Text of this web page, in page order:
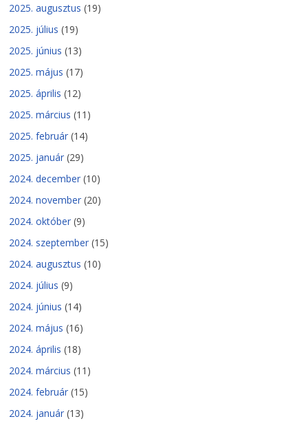
2025. augusztus (19)
2025. július (19)
2025. június (13)
2025. május (17)
2025. április (12)
2025. március (11)
2025. február (14)
2025. január (29)
2024. december (10)
2024. november (20)
2024. október (9)
2024. szeptember (15)
2024. augusztus (10)
2024. július (9)
2024. június (14)
2024. május (16)
2024. április (18)
2024. március (11)
2024. február (15)
2024. január (13)